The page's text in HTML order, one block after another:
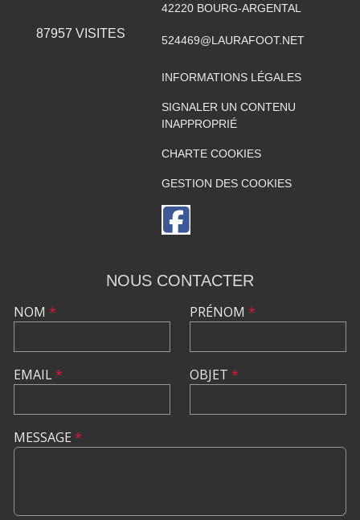
87957 VISITES
42220 BOURG-ARGENTAL
524469@LAURAFOOT.NET
INFORMATIONS LÉGALES
SIGNALER UN CONTENU
INAPPROPRIÉ
CHARTE COOKIES
GESTION DES COOKIES
NOUS CONTACTER
NOM *
EMAIL*
PRÉNOM *
OBJET *
MESSAGE *